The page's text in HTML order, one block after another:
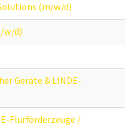
(m/w/d)
w/d)
Geräte & LINDE-
Flurförderzeuge /